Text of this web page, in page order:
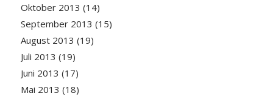
Oktober 2013 (14)
September 2013 (15)
August 2013 (19)
Juli 2013 (19)
Juni 2013 (17)
Mai 2013 (18)